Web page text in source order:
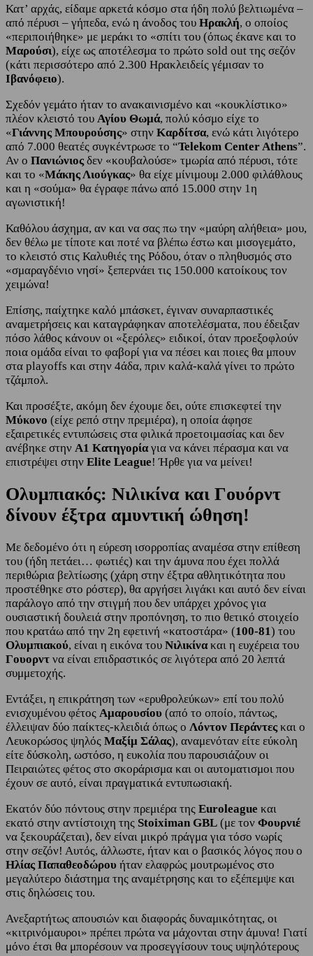
Κατ’ αρχάς, είδαμε αρκετά κόσμο στα ήδη πολύ βελτιωμένα –
από πέρυσι – γήπεδα, ενώ η άνοδος του Ηρακλή, ο οποίος
«περιποιήθηκε» με μεράκι το «σπίτι του (όπως έκανε και το
Μαρούσι), είχε ως αποτέλεσμα το πρώτο sold out της σεζόν
(κάτι περισσότερο από 2.300 Ηρακλειδείς γέμισαν το
Ιβανόφειο).
Σχεδόν γεμάτο ήταν το ανακαινισμένο και «κουκλίστικο»
πλέον κλειστό του Αγίου Θωμά, πολύ κόσμο είχε το
«Γιάννης Μπουρούσης» στην Καρδίτσα, ενώ κάτι λιγότερο
από 7.000 θεατές συγκέντρωσε το “Telekom Center Athens”.
Αν ο Πανιώνιος δεν «κουβαλούσε» τμωρία από πέρυσι, τότε
και το «Μάκης Λιούγκας» θα είχε μίνιμουμ 2.000 φιλάθλους
και η «σούμα» θα έγραφε πάνω από 15.000 στην 1η
αγωνιστική!
Καθόλου άσχημα, αν και να σας πω την «μαύρη αλήθεια» μου,
δεν θέλω με τίποτε και ποτέ να βλέπω έστω και μισογεμάτο,
το κλειστό στις Καλυθιές της Ρόδου, όταν ο πληθυσμός στο
«σμαραγδένιο νησί» ξεπερνάει τις 150.000 κατοίκους τον
χειμώνα!
Επίσης, παίχτηκε καλό μπάσκετ, έγιναν συναρπαστικές
αναμετρήσεις και καταγράφηκαν αποτελέσματα, που έδειξαν
πόσο λάθος κάνουν οι «ξερόλες» ειδικοί, όταν προεξοφλούν
ποια ομάδα είναι το φαβορί για να πέσει και ποιες θα μπουν
στα playoffs και στην 4άδα, πριν καλά-καλά γίνει το πρώτο
τζάμπολ.
Και προσέξτε, ακόμη δεν έχουμε δει, ούτε επισκεφτεί την
Μύκονο (είχε ρεπό στην πρεμιέρα), η οποία άφησε
εξαιρετικές εντυπώσεις στα φιλικά προετοιμασίας και δεν
ανέβηκε στην Α1 Κατηγορίαγια να κάνει πέρασμα και να
επιστρέψει στην Elite League! Ήρθε για να μείνει!
Ολυμπιακός: Νιλικίνα και Γουόρντ
δίνουν έξτρα αμυντική ώθηση!
Με δεδομένο ότι η εύρεση ισορροπίας αναμέσα στην επίθεση
του (ήδη πετάει… φωτιές) και την άμυνα που έχει πολλά
περιθώρια βελτίωσης (χάρη στην έξτρα αθλητικότητα που
προστέθηκε στο ρόστερ), θα αργήσει λιγάκι και αυτό δεν είναι
παράλογο από την στιγμή που δεν υπάρχει χρόνος για
ουσιαστική δουλειά στην προπόνηση, το πιο θετικό στοιχείο
που κρατάω από την 2η εφετινή «κατοστάρα» (100-81) του
Ολυμπιακού, είναι η εικόνα του Νιλικίνακαι η ευχέρεια του
Γουορντ να είναι επιδραστικός σε λιγότερα από 20 λεπτά
συμμετοχής.
Εντάξει, η επικράτηση των «ερυθρολεύκων» επί του πολύ
ενισχυμένου φέτος Αμαρουσίου (από το οποίο, πάντως,
έλλειψαν δύο παίκτες-κλειδιά όπως ο Λόντον Περάντες και ο
Λευκορώσος ψηλός Μαξίμ Σάλας), αναμενόταν είτε εύκολη
είτε δύσκολη, ωστόσο, η ευκολία που παρουσιάζουν οι
Πειραιώτες φέτος στο σκοράρισμα και οι αυτοματισμοι που
έχουν σε αυτό, είναι πραγματικά εντυπωσιακή.
Εκατόν δύο πόντους στην πρεμιέρα της Euroleague και
εκατό στην αντίστοιχη της Stoiximan GBL (με τον Φουρνιέ
να ξεκουράζεται), δεν είναι μικρό πράγμα για τόσο νωρίς
στην σεζόν! Αυτός, άλλωστε, ήταν και ο βασικός λόγος που ο
Ηλίας Παπαθεοδώρου ήταν ελαφρώς μουτρωμένος στο
μεγαλύτερο διάστημα της αναμέτρησης και το εξέπεμψε και
στις δηλώσεις του.
Ανεξαρτήτως απουσιών και διαφοράς δυναμικότητας, οι
«κιτρινόμαυροι» πρέπει πρώτα να μάχονται στην άμυνα! Γιατί
μόνο έτσι θα μπορέσουν να προσεγγίσουν τους υψηλότερους